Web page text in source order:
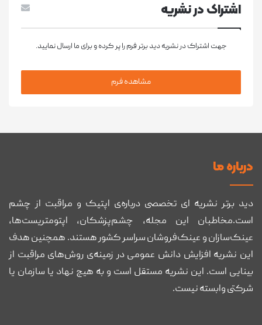
اشتراک در نشريه
جهت اشتراک در نشریه دید برتر فرم را پر کرده و برای ما ارسال نمایید.
مشاهده فرم
درباره ما
دید برتر نشریه ای تخصصی درباره‌ی اپتیک و مراقبت از چشم
است.مخاطبان این مجله، چشم‌پزشکان، اپتومتریست‌ها،
عینک‌سازان و عینک‌فروشان سراسر کشور هستند. همچنین هدف
این نشریه افزایش دانش عمومی در زمینه‌ی روش‌های مراقبت از
بینایی است. این نشریه مستقل است و به هیچ نهاد یا سازمان یا
شرکتی وابسته نیست.